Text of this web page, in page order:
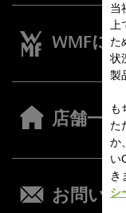
WMFに
店舗一覧
お問い
当
た
状
製
も
た
か
い
き
シ